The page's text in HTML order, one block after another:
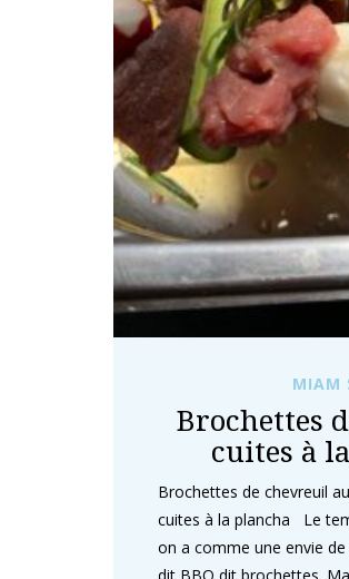
MIAM
Brochettes
cuites à
Brochettes de chevreuil
cuites à la plancha Le
on a comme une envie